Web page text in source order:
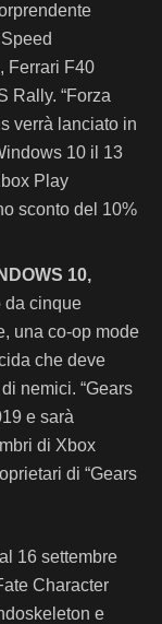
Ferrari F40
Rally. “Forza
verrà lanciato in
10 il 13
Play
sconto del 10%
10,
da cinque
una co-op mode
che deve
nemici. “Gears
e sarà
di Xbox
di “Gears
16 settembre
Character
e